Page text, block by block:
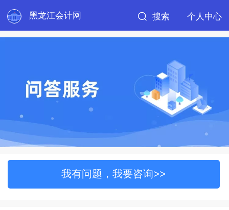
黑龙江会计网 搜索 个人中心
我有问题，我要咨询>>